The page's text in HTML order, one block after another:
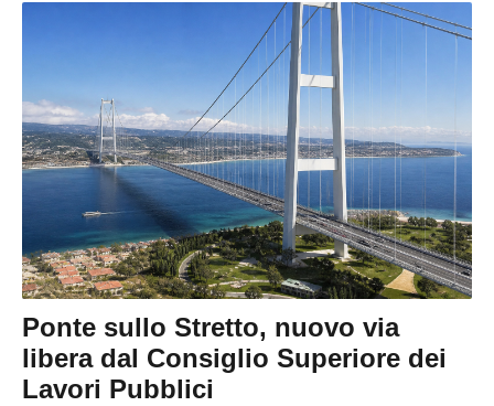
Ponte sullo Stretto, nuovo via
libera dal Consiglio Superiore dei
Lavori Pubblici